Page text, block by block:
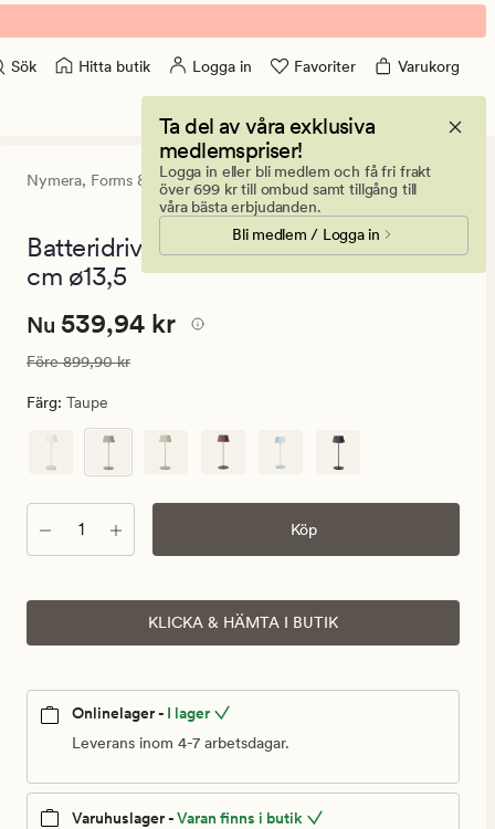
Sök Hitta butik Logga in Favoriter Varukorg
Ta del av våra exklusiva
medlemspriser!
Logga in eller bli medlem och få fri frakt
över 699 kr till ombud samt tillgång till
våra bästa erbjudanden.
Bli medlem / Logga in
Nymera, Forms & Objects
21
omdömen
med
betyg
4.5
Batteridriven bordslampa taupe - 37,5
cm ø13,5
Nuvarande
539,94
kr.
pris
899,90
kr
Nuvarande pris
Nu 539,94 kr
Ordinarie pris 899,90 kr
Före899,90 kr
Färg: Taupe
Antal Köp
KLICKA & HÄMTA I BUTIK
Onlinelager - I lager
Leverans inom 4-7 arbetsdagar.
Varuhuslager -Varan finns i butik